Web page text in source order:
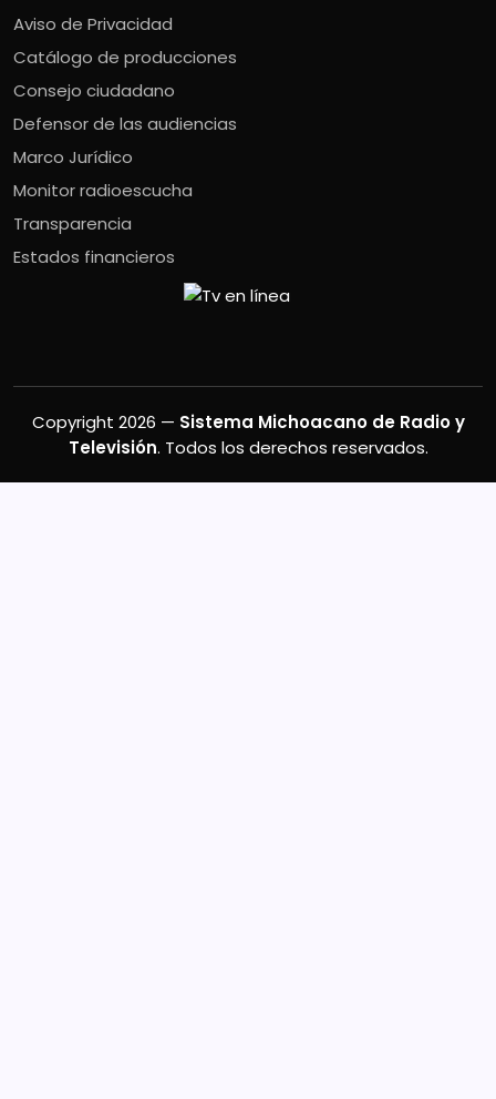
Aviso de Privacidad
Catálogo de producciones
Consejo ciudadano
Defensor de las audiencias
Marco Jurídico
Monitor radioescucha
Transparencia
Estados financieros
Copyright 2026 — Sistema Michoacano de Radio y
Televisión. Todos los derechos reservados.